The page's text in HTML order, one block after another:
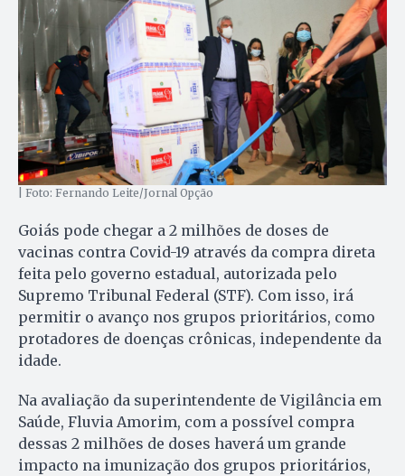
| Foto: Fernando Leite/Jornal Opção
Goiás pode chegar a 2 milhões de doses de
vacinas contra Covid-19 através da compra direta
feita pelo governo estadual, autorizada pelo
Supremo Tribunal Federal (STF). Com isso, irá
permitir o avanço nos grupos prioritários, como
protadores de doenças crônicas, independente da
idade.
Na avaliação da superintendente de Vigilância em
Saúde, Fluvia Amorim, com a possível compra
dessas 2 milhões de doses haverá um grande
impacto na imunização dos grupos prioritários,